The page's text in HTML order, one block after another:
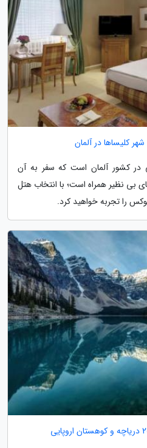
در کشور آلمان است که سفر به آن
نظیر همراه است؛ با انتخاب هتل